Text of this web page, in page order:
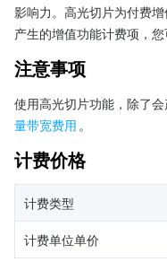
影响力。高光切片为付费
产生的增值功能计费项，
注意事项
使用高光切片功能，除了
量带宽费用 。
计费价格
计费类型
计费单位单价